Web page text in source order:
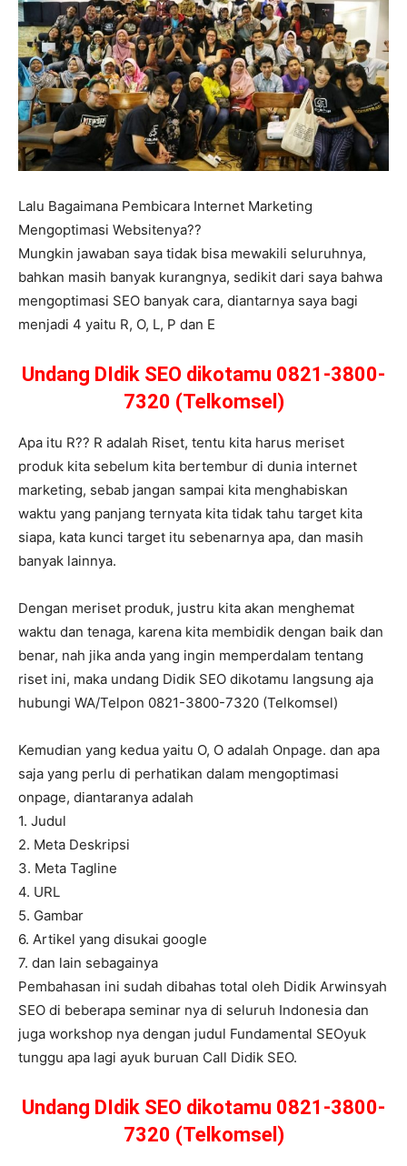
Lalu Bagaimana Pembicara Internet Marketing
Mengoptimasi Websitenya??
Mungkin jawaban saya tidak bisa mewakili seluruhnya,
bahkan masih banyak kurangnya, sedikit dari saya bahwa
mengoptimasi SEO banyak cara, diantarnya saya bagi
menjadi 4 yaitu R, O, L, P dan E
Undang DIdik SEO dikotamu 0821-3800-
7320 (Telkomsel)
Apa itu R?? R adalah Riset, tentu kita harus meriset
produk kita sebelum kita bertembur di dunia internet
marketing, sebab jangan sampai kita menghabiskan
waktu yang panjang ternyata kita tidak tahu target kita
siapa, kata kunci target itu sebenarnya apa, dan masih
banyak lainnya.
Dengan meriset produk, justru kita akan menghemat
waktu dan tenaga, karena kita membidik dengan baik dan
benar, nah jika anda yang ingin memperdalam tentang
riset ini, maka undang Didik SEO dikotamu langsung aja
hubungi WA/Telpon 0821-3800-7320 (Telkomsel)
Kemudian yang kedua yaitu O, O adalah Onpage. dan apa
saja yang perlu di perhatikan dalam mengoptimasi
onpage, diantaranya adalah
1. Judul
2. Meta Deskripsi
3. Meta Tagline
4. URL
5. Gambar
6. Artikel yang disukai google
7. dan lain sebagainya
Pembahasan ini sudah dibahas total oleh Didik Arwinsyah
SEO di beberapa seminar nya di seluruh Indonesia dan
juga workshop nya dengan judul Fundamental SEOyuk
tunggu apa lagi ayuk buruan Call Didik SEO.
Undang DIdik SEO dikotamu 0821-3800-
7320 (Telkomsel)